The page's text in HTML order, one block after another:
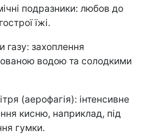
подразники: любов до
їжі.
газу: захоплення
водою та солодкими
(аерофагія): інтенсивне
кисню, наприклад, під
гумки.